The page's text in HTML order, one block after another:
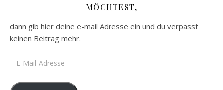
MÖCHTEST,
dann gib hier deine e-mail Adresse ein und du verpasst
keinen Beitrag mehr.